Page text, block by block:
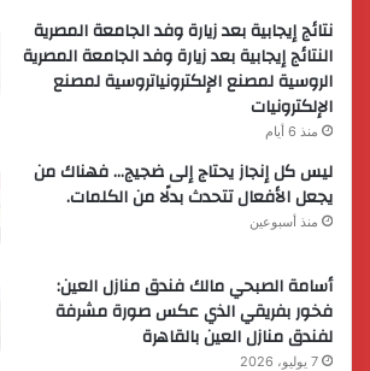
نتائج إيجابية بعد زيارة وفد الجامعة المصرية
النتائج إيجابية بعد زيارة وفد الجامعة المصرية
الروسية لمصنع الإلكترونياتروسية لمصنع
الإلكترونيات
منذ 6 أيام
ليس كل إنجاز يحتاج إلى ضجيج… فهناك من
يجعل الأفعال تتحدث بدلًا من الكلمات.
منذ أسبوعين
أسامة الصبحي مالك فندق منازل العين:
فخور بفريقي الذي عكس صورة مشرفة
لفندق منازل العين بالقاهرة
7 يوليو، 2026